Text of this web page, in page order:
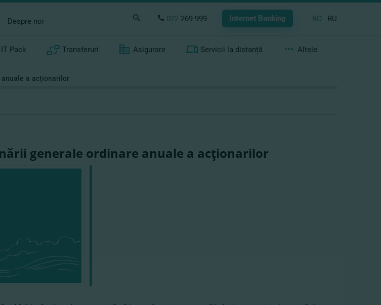
Despre noi 022 269 999 Internet Banking RO RU
IT Pack Transferuri Asigurare Servicii la distanță Altele
a acţionarilor
generale ordinare anuale a acţionarilor